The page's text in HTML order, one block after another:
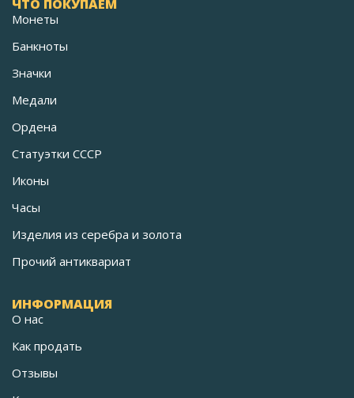
ЧТО ПОКУПАЕМ
Монеты
Банкноты
Значки
Медали
Ордена
Статуэтки СССР
Иконы
Часы
Изделия из серебра и золота
Прочий антиквариат
ИНФОРМАЦИЯ
О нас
Как продать
Отзывы